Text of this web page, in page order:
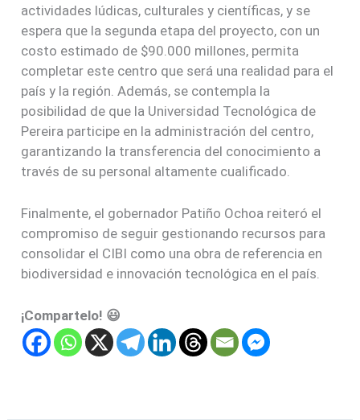
actividades lúdicas, culturales y científicas, y se
espera que la segunda etapa del proyecto, con un
costo estimado de $90.000 millones, permita
completar este centro que será una realidad para el
país y la región. Además, se contempla la
posibilidad de que la Universidad Tecnológica de
Pereira participe en la administración del centro,
garantizando la transferencia del conocimiento a
través de su personal altamente cualificado.
Finalmente, el gobernador Patiño Ochoa reiteró el
compromiso de seguir gestionando recursos para
consolidar el CIBI como una obra de referencia en
biodiversidad e innovación tecnológica en el país.
¡Compartelo! 😃